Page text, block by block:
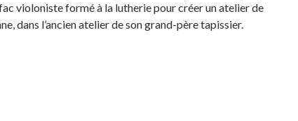
violoniste formé à la lutherie pour créer un atelier de
dans l’ancien atelier de son grand-père tapissier.